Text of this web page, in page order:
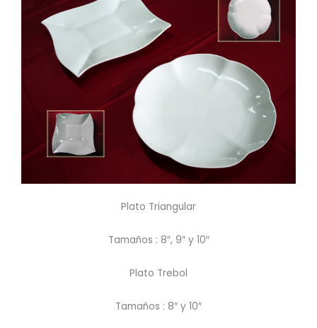
Plato Triangular
Tamaños : 8″, 9″ y 10″
Plato Trebol
Tamaños : 8″ y 10″